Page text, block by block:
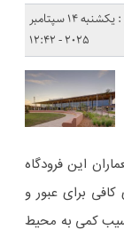
تاریخ انتشار : یکشنبه 14 سپتامبر
2025 - 12:42
معماران این فرودگاه
برای عبور و
کمی به محیط